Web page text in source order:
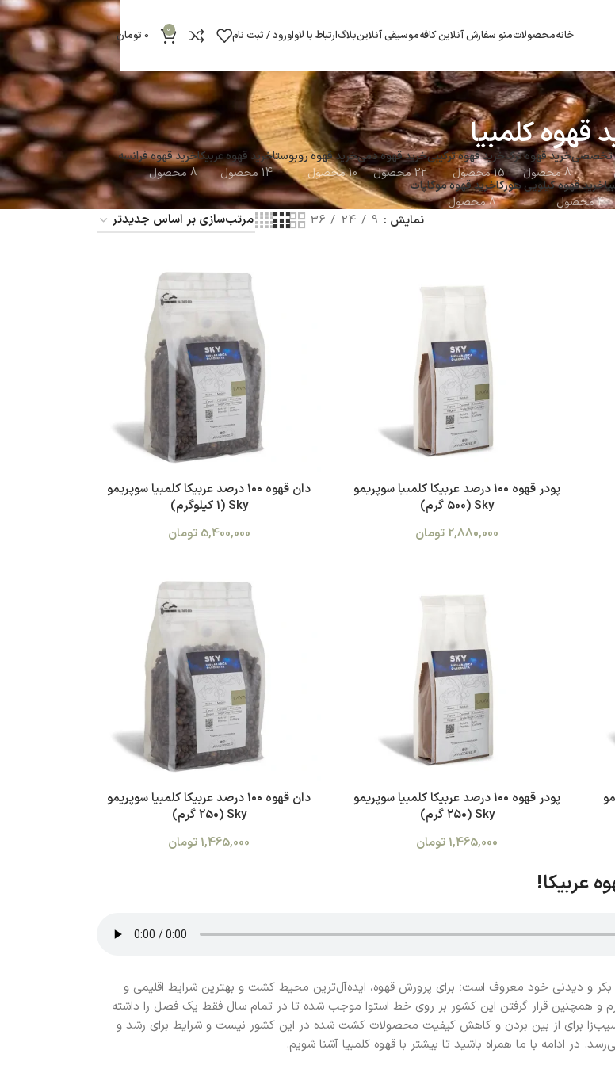
خانهمحصولاتمنو سفارش آنلاین کافهموسیقی آنلاینبلاگارتباط با لاواورود / ثبت نام 0
0 تومان
قهوه کلمبیا
تخصصیخرید قهوه ترک
8 محصول
خرید قهوه ترکیبی
15 محصول
خرید قهوه دمی
22 محصول
خرید قهوه روبوستا
10 محصول
خرید قهوه عربیکا
14 محصول
خرید قهوه فرانسه
8 محصول
خرید قهوه کیلویی هورکا
4 محصول
خرید قهوه موکاپات
8 محصول
نمایش 9
24
36
پودر قهوه ۱۰۰ درصد عربیکا کلمبیا سوپریمو
Sky (500 گرم)
2,880,000 تومان
دان قهوه ۱۰۰ درصد عربیکا کلمبیا سوپریمو
Sky (1 کیلوگرم)
5,400,000 تومان
پودر قهوه ۱۰۰ درصد عربیکا کلمبیا سوپریمو
Sky (۲۵۰ گرم)
1,465,000تومان
دان قهوه ۱۰۰ درصد عربیکا کلمبیا سوپریمو
Sky (250 گرم)
1,465,000تومان
عربیکا!
بکر و دیدنی خود معروف است؛ برای پرورش قهوه، ایده‌آل‌ترین محیط کشت و بهترین شرایط اقلیمی و
و همچنین قرار گرفتن این کشور بر روی خط استوا موجب شده تا در تمام سال فقط یک فصل را داشته
برای از بین بردن و کاهش کیفیت محصولات کشت شده در این کشور نیست و شرایط برای رشد و
در ادامه با ما همراه باشید تا بیشتر با قهوه کلمبیا آشنا شویم.